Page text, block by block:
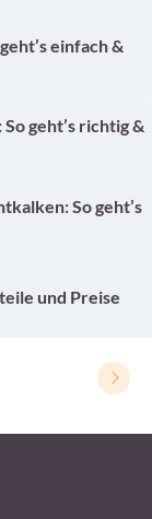
einfach &
geht’s richtig &
So geht’s
und Preise